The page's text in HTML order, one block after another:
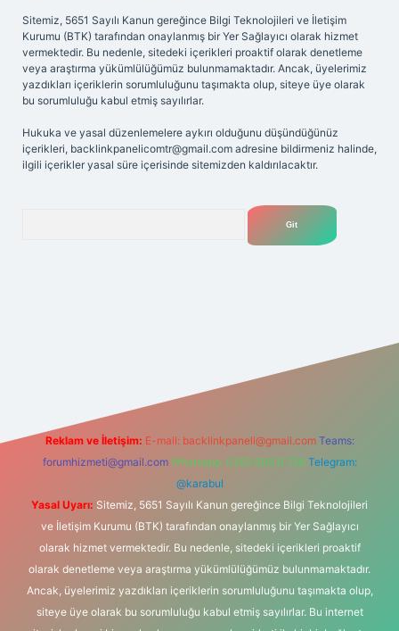
Sitemiz, 5651 Sayılı Kanun gereğince Bilgi Teknolojileri ve İletişim
Kurumu (BTK) tarafından onaylanmış bir Yer Sağlayıcı olarak hizmet
vermektedir. Bu nedenle, sitedeki içerikleri proaktif olarak denetleme
veya araştırma yükümlülüğümüz bulunmamaktadır. Ancak, üyelerimiz
yazdıkları içeriklerin sorumluluğunu taşımakta olup, siteye üye olarak
bu sorumluluğu kabul etmiş sayılırlar.
Hukuka ve yasal düzenlemelere aykırı olduğunu düşündüğünüz
içerikleri, backlinkpanelicomtr@gmail.com adresine bildirmeniz halinde,
ilgili içerikler yasal süre içerisinde sitemizden kaldırılacaktır.
Reklam ve İletişim: E-mail: backlinkpaneli@gmail.com Teams:
forumhizmeti@gmail.com Whatsapp: 0262 606 0 726 Telegram:
@karabul
Yasal Uyarı: Sitemiz, 5651 Sayılı Kanun gereğince Bilgi Teknolojileri
ve İletişim Kurumu (BTK) tarafından onaylanmış bir Yer Sağlayıcı
olarak hizmet vermektedir. Bu nedenle, sitedeki içerikleri proaktif
olarak denetleme veya araştırma yükümlülüğümüz bulunmamaktadır.
Ancak, üyelerimiz yazdıkları içeriklerin sorumluluğunu taşımakta olup,
siteye üye olarak bu sorumluluğu kabul etmiş sayılırlar. Bu internet